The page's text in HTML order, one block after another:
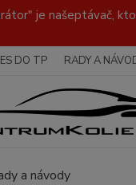
je našeptávač,
DO TP RADY A
a návody